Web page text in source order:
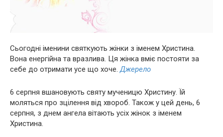
Сьогодні іменини святкують жінки з іменем Христина.
Вона енергійна та вразлива. Ця жінка вміє постояти за
себе до отримати усе що хоче.Джерело
6 серпня вшановують святу мученицю Христину. Їй
моляться про зцілення від хвороб. Також у цей день, 6
серпня, з днем ангела вітають усіх жінок з іменем
Христина.